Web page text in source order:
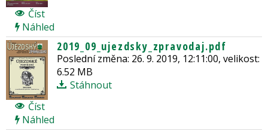
Číst
Náhled
2019_09_ujezdsky_zpravodaj.pdf
Poslední změna: 26. 9. 2019, 12:11:00, velikost:
6.52 MB
Stáhnout
Číst
Náhled